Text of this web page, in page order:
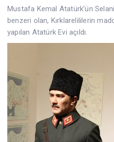
Mustafa Kemal Atatürk’ün
benzeri olan, Kırklarelililerin
yapılan Atatürk Evi açıldı.